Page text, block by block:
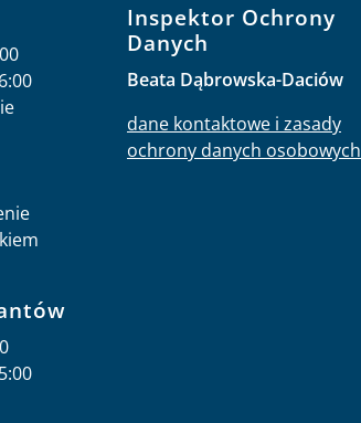
Inspektor Ochrony
Danych
Beata Dąbrowska-Daciów
dane kontaktowe i zasady
ochrony danych osobowych